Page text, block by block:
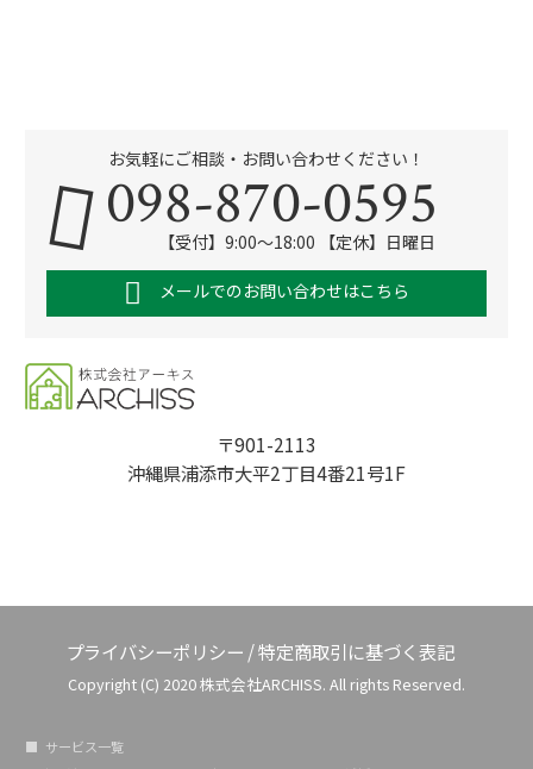
〒901-2113
沖縄県浦添市大平2丁目4番21号1F
お気軽にご相談・お問い合わせください！
098-870-0595
【受付】9:00～18:00 【定休】日曜日
メールでのお問い合わせはこちら
プライバシーポリシー /特定商取引に基づく表記
Copyright (C) 2020 株式会社ARCHISS. All rights Reserved.
サービス一覧